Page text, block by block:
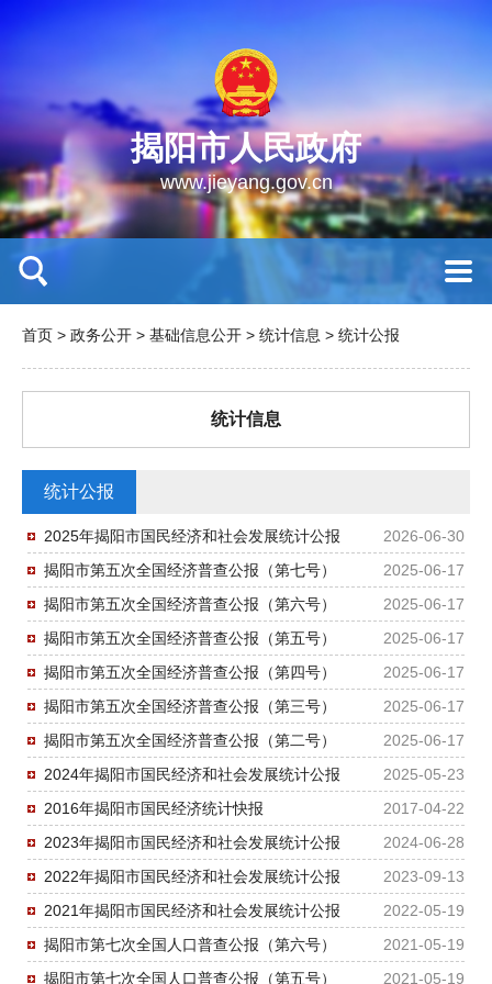
揭阳市人民政府
www.jieyang.gov.cn
首页 > 政务公开 > 基础信息公开 > 统计信息 > 统计公报
统计信息
统计公报
2026-06-30
2025年揭阳市国民经济和社会发展统计公报
2025-06-17
揭阳市第五次全国经济普查公报（第七号）
2025-06-17
揭阳市第五次全国经济普查公报（第六号）
2025-06-17
揭阳市第五次全国经济普查公报（第五号）
2025-06-17
揭阳市第五次全国经济普查公报（第四号）
2025-06-17
揭阳市第五次全国经济普查公报（第三号）
2025-06-17
揭阳市第五次全国经济普查公报（第二号）
2025-05-23
2024年揭阳市国民经济和社会发展统计公报
2017-04-22
2016年揭阳市国民经济统计快报
2024-06-28
2023年揭阳市国民经济和社会发展统计公报
2023-09-13
2022年揭阳市国民经济和社会发展统计公报
2022-05-19
2021年揭阳市国民经济和社会发展统计公报
2021-05-19
揭阳市第七次全国人口普查公报（第六号）
2021-05-19
揭阳市第七次全国人口普查公报（第五号）